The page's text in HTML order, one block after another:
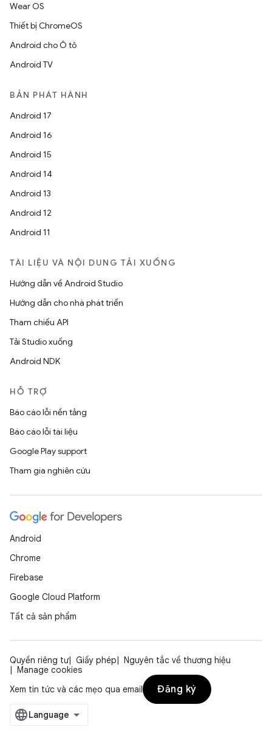
Wear OS
Thiết bị ChromeOS
Android cho Ô tô
Android TV
BẢN PHÁT HÀNH
Android 17
Android 16
Android 15
Android 14
Android 13
Android 12
Android 11
TÀI LIỆU VÀ NỘI DUNG TẢI XUỐNG
Hướng dẫn về Android Studio
Hướng dẫn cho nhà phát triển
Tham chiếu API
Tải Studio xuống
Android NDK
HỖ TRỢ
Báo cáo lỗi nền tảng
Báo cáo lỗi tài liệu
Google Play support
Tham gia nghiên cứu
Android
Chrome
Firebase
Google Cloud Platform
Tất cả sản phẩm
Quyền riêng tư Giấy phép
Nguyên tắc về thương hiệu
Manage cookies
Xem tin tức và các mẹo qua email
Đăng ký